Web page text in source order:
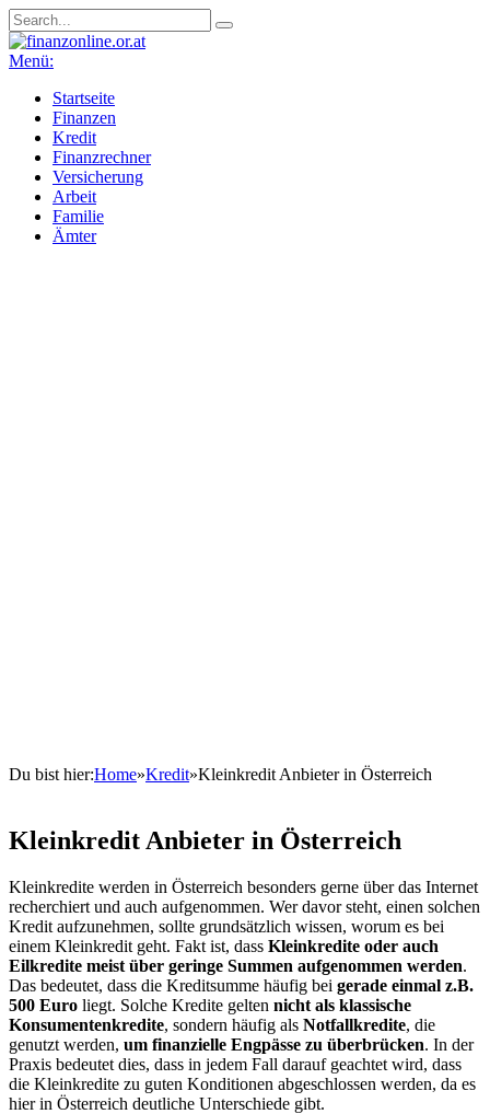
Menü:
Startseite
Finanzen
Kredit
Finanzrechner
Versicherung
Arbeit
Familie
Ämter
Du bist hier:Home»Kredit»Kleinkredit Anbieter in Österreich
Kleinkredit Anbieter in Österreich
Kleinkredite werden in Österreich besonders gerne über das Internet
recherchiert und auch aufgenommen. Wer davor steht, einen solchen
Kredit aufzunehmen, sollte grundsätzlich wissen, worum es bei
einem Kleinkredit geht. Fakt ist, dass Kleinkredite oder auch
Eilkredite meist über geringe Summen aufgenommen werden.
Das bedeutet, dass die Kreditsumme häufig bei gerade einmal z.B.
500 Euro liegt. Solche Kredite gelten nicht als klassische
Konsumentenkredite, sondern häufig als Notfallkredite, die
genutzt werden, um finanzielle Engpässe zu überbrücken. In der
Praxis bedeutet dies, dass in jedem Fall darauf geachtet wird, dass
die Kleinkredite zu guten Konditionen abgeschlossen werden, da es
hier in Österreich deutliche Unterschiede gibt.